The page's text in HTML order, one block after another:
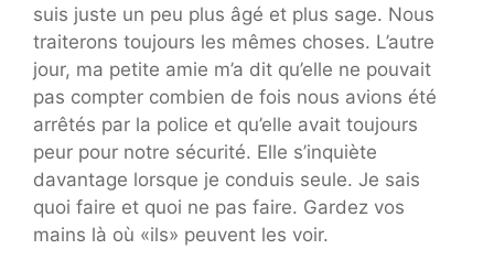
suis juste un peu plus âgé et plus sage. Nous
traiterons toujours les mêmes choses. L’autre
jour, ma petite amie m’a dit qu’elle ne pouvait
pas compter combien de fois nous avions été
arrêtés par la police et qu’elle avait toujours
peur pour notre sécurité. Elle s’inquiète
davantage lorsque je conduis seule. Je sais
quoi faire et quoi ne pas faire. Gardez vos
mains là où «ils» peuvent les voir.